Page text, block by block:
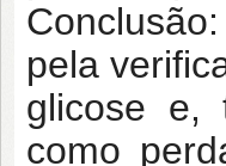
pela
glicose e,
como